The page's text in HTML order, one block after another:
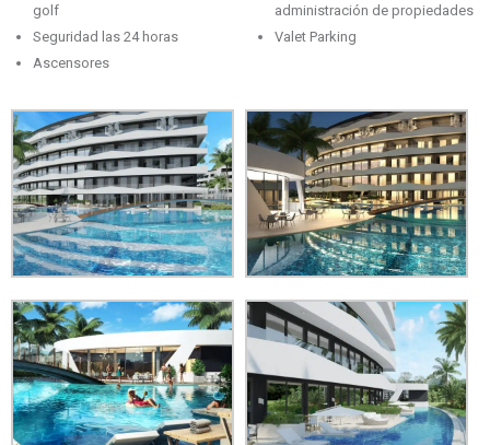
golf
Seguridad las 24 horas
Ascensores
administración de propiedades
Valet Parking